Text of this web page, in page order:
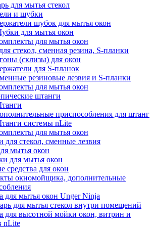
для мытья стекол
и шубки
шубок для мытья окон
для мытья окон
для мытья окон
стекол, сменная резина, S-планки
(склизы) для окон
для S-планок
резиновые лезвия и S-планки
для мытья окон
штанги
приспособления для штанг
системы nLite
для мытья окон
для стекол, сменные лезвия
мытья окон
для мытья окон
для окон
окномойщика, дополнительные
для мытья окон Unger Ninja
для мытья стекол внутри помещений
для высотной мойки окон, витрин и
nLite